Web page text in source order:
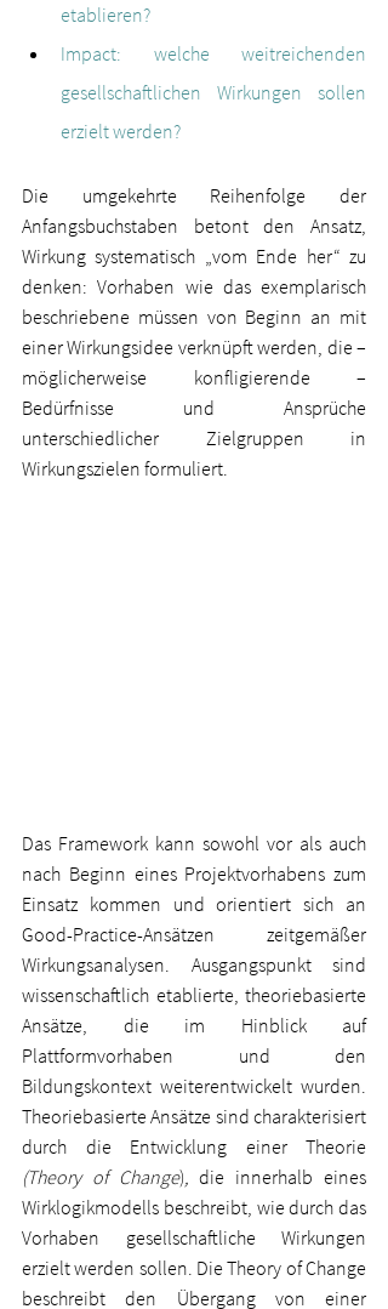
etablieren?
Impact: welche weitreichenden
gesellschaftlichen Wirkungen sollen
erzielt werden?
Die umgekehrte Reihenfolge der
Anfangsbuchstaben betont den Ansatz,
Wirkung systematisch „vom Ende her“ zu
denken: Vorhaben wie das exemplarisch
beschriebene müssen von Beginn an mit
einer Wirkungsidee verknüpft werden, die –
möglicherweise konfligierende –
Bedürfnisse und Ansprüche
unterschiedlicher Zielgruppen in
Wirkungszielen formuliert.
Das Framework kann sowohl vor als auch
nach Beginn eines Projektvorhabens zum
Einsatz kommen und orientiert sich an
Good-Practice-Ansätzen zeitgemäßer
Wirkungsanalysen. Ausgangspunkt sind
wissenschaftlich etablierte, theoriebasierte
Ansätze, die im Hinblick auf
Plattformvorhaben und den
Bildungskontext weiterentwickelt wurden.
Theoriebasierte Ansätze sind charakterisiert
(Theory of Change), die innerhalb eines
Wirklogikmodells beschreibt, wie durch das
Vorhaben gesellschaftliche Wirkungen
erzielt werden sollen. Die Theory of Change
beschreibt den Übergang von einer